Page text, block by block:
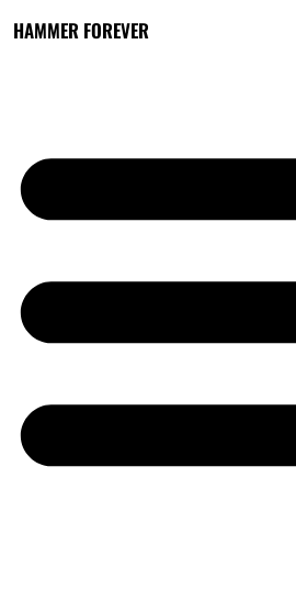
HAMMER FOREVER